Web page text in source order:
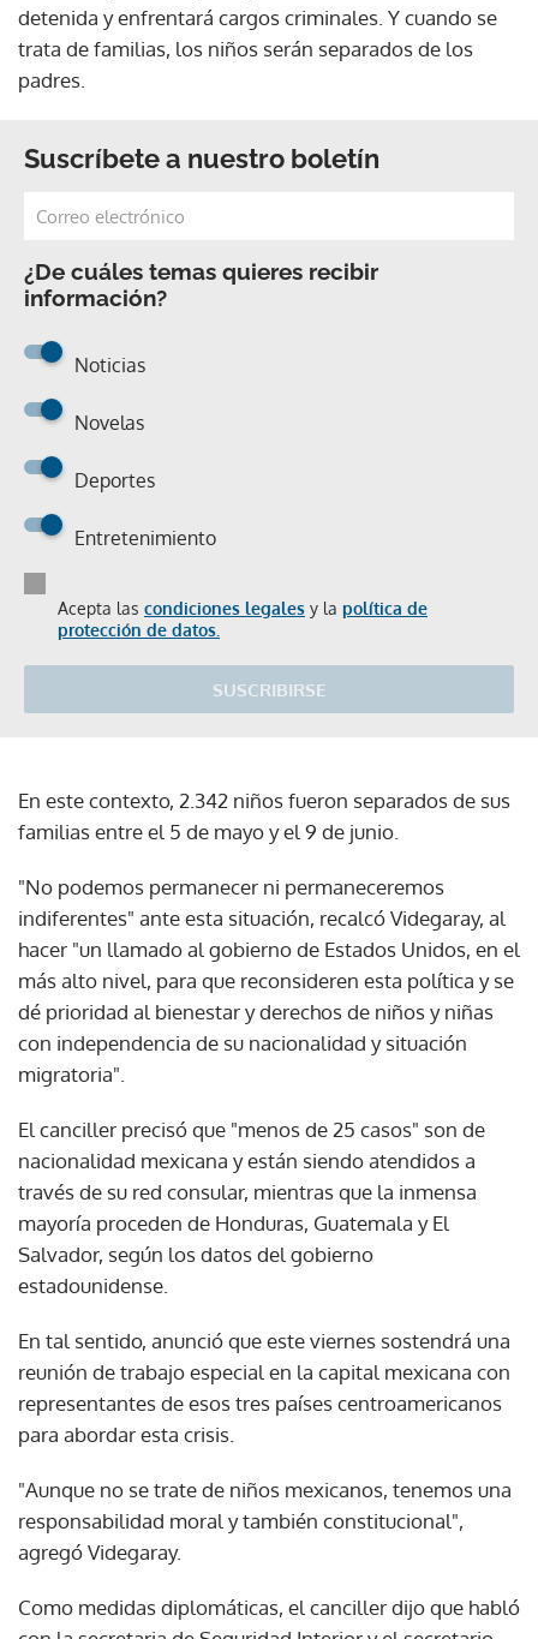
detenida y enfrentará cargos criminales. Y cuando se
trata de familias, los niños serán separados de los
padres.
Suscríbete a nuestro boletín
¿De cuáles temas quieres recibir
información?
Noticias
Novelas
Deportes
Entretenimiento
Acepta las condiciones legales y la política de
protección de datos.
SUSCRIBIRSE
En este contexto, 2.342 niños fueron separados de sus
familias entre el 5 de mayo y el 9 de junio.
"No podemos permanecer ni permaneceremos
indiferentes" ante esta situación, recalcó Videgaray, al
hacer "un llamado al gobierno de Estados Unidos, en el
más alto nivel, para que reconsideren esta política y se
dé prioridad al bienestar y derechos de niños y niñas
con independencia de su nacionalidad y situación
migratoria".
El canciller precisó que "menos de 25 casos" son de
nacionalidad mexicana y están siendo atendidos a
través de su red consular, mientras que la inmensa
mayoría proceden de Honduras, Guatemala y El
Salvador, según los datos del gobierno
estadounidense.
En tal sentido, anunció que este viernes sostendrá una
reunión de trabajo especial en la capital mexicana con
representantes de esos tres países centroamericanos
para abordar esta crisis.
"Aunque no se trate de niños mexicanos, tenemos una
responsabilidad moral y también constitucional",
agregó Videgaray.
Como medidas diplomáticas, el canciller dijo que habló